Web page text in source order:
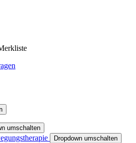
umschalten
Dropdown umschalten